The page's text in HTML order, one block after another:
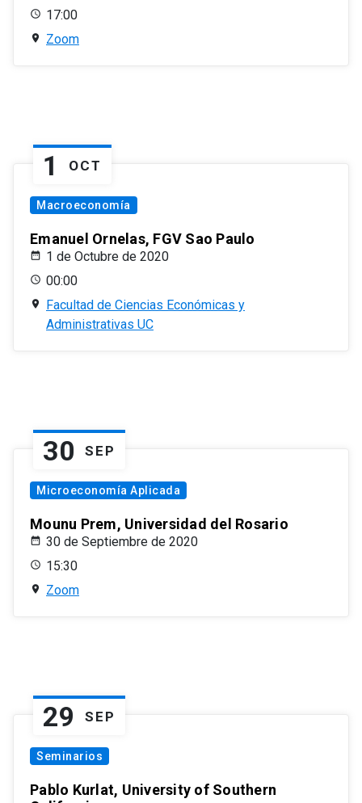
17:00
Zoom
1 OCT
Macroeconomía
Emanuel Ornelas, FGV Sao Paulo
1 de Octubre de 2020
00:00
Facultad de Ciencias Económicas y
Administrativas UC
30 SEP
Microeconomía Aplicada
Mounu Prem, Universidad del Rosario
30 de Septiembre de 2020
15:30
Zoom
29 SEP
Seminarios
Pablo Kurlat, University of Southern